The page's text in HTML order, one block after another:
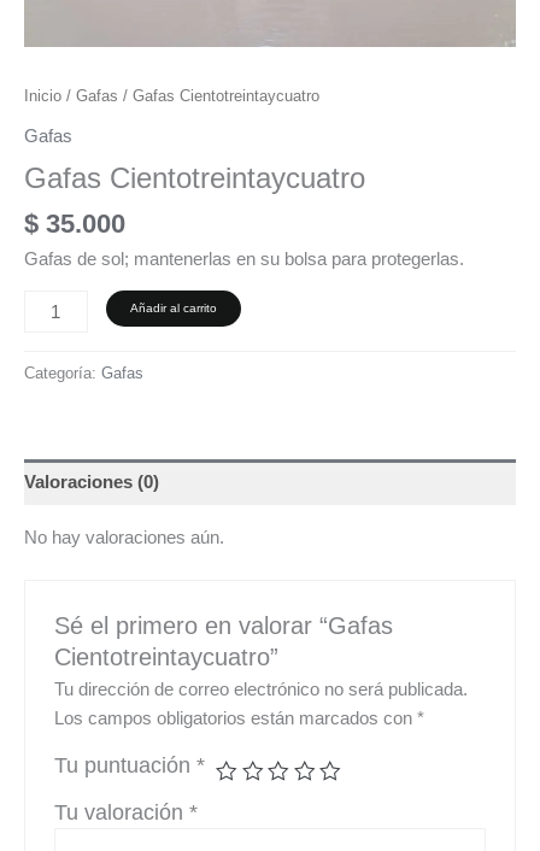
Inicio / Gafas / Gafas Cientotreintaycuatro
Gafas
Gafas Cientotreintaycuatro
$ 35.000
Gafas de sol; mantenerlas en su bolsa para protegerlas.
Añadir al carrito
Categoría: Gafas
Valoraciones (0)
No hay valoraciones aún.
Sé el primero en valorar “Gafas
Cientotreintaycuatro”
Tu dirección de correo electrónico no será publicada.
Los campos obligatorios están marcados con*
Tu puntuación*
Tu valoración*